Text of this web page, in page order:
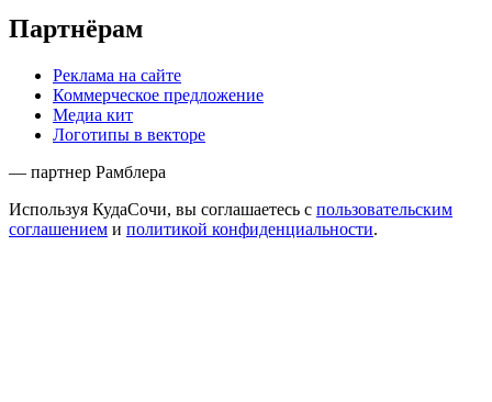
Партнёрам
Реклама на сайте
Коммерческое предложение
Медиа кит
Логотипы в векторе
— партнер Рамблера
Используя КудаСочи, вы соглашаетесь с пользовательским
соглашением и политикой конфиденциальности.